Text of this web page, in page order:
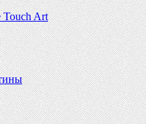
Touch Art